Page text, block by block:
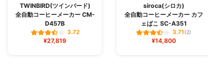
TWINBIRD(ツインバード)
全自動コーヒーメーカー CM-
D457B
3.72
¥27,819
siroca(シロカ)
全自動コーヒーメーカー カフ
ェばこ SC-A351
3.71(2)
¥14,800